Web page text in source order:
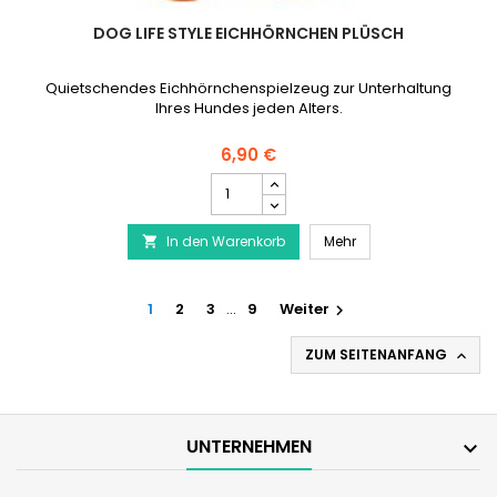
DOG LIFE STYLE EICHHÖRNCHEN PLÜSCH
Quietschendes Eichhörnchenspielzeug zur Unterhaltung
Ihres Hundes jeden Alters.
6,90 €
LIFE
STYLE
Eichhörnchen
Plüsch
 In den Warenkorb MehrDOG LIFE STYLE
1 2 3 … 9 Weiter 
ZUM SEITENANFANG 
UNTERNEHMEN 